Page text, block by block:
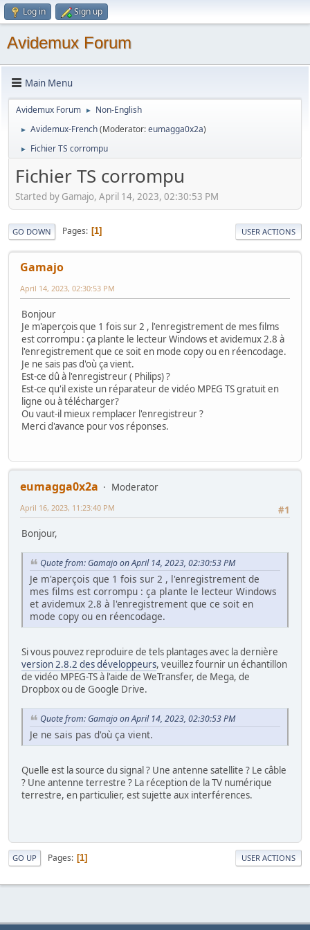
Log in Sign up
Avidemux Forum
Main Menu
Avidemux Forum ► Non-English
► Avidemux-French(Moderator:eumagga0x2a)
► Fichier TS corrompu
Fichier TS corrompu
Started by Gamajo, April 14, 2023, 02:30:53 PM
GO DOWN Pages 1 USER ACTIONS
Gamajo
April 14, 2023, 02:30:53 PM
Bonjour
Je m'aperçois que 1 fois sur 2 , l'enregistrement de mes films
est corrompu : ça plante le lecteur Windows et avidemux 2.8 à
l'enregistrement que ce soit en mode copy ou en réencodage.
Je ne sais pas d'où ça vient.
Est-ce dû à l'enregistreur ( Philips) ?
Est-ce qu'il existe un réparateur de vidéo MPEG TS gratuit en
ligne ou à télécharger?
Ou vaut-il mieux remplacer l'enregistreur ?
Merci d'avance pour vos réponses.
eumagga0x2a
Moderator
#1
April 16, 2023, 11:23:40 PM
Bonjour,
Quote from: Gamajo on April 14, 2023, 02:30:53 PM
Je m'aperçois que 1 fois sur 2 , l'enregistrement de
mes films est corrompu : ça plante le lecteur Windows
et avidemux 2.8 à l'enregistrement que ce soit en
mode copy ou en réencodage.
Si vous pouvez reproduire de tels plantages avec la dernière
version 2.8.2 des développeurs, veuillez fournir un échantillon
de vidéo MPEG-TS à l'aide de WeTransfer, de Mega, de
Dropbox ou de Google Drive.
Quote from: Gamajo on April 14, 2023, 02:30:53 PM
Je ne sais pas d'où ça vient.
Quelle est la source du signal ? Une antenne satellite ? Le câble
? Une antenne terrestre ? La réception de la TV numérique
terrestre, en particulier, est sujette aux interférences.
GO UP Pages 1 USER ACTIONS